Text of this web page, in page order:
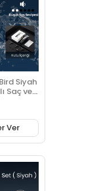
Siyah
Saç ve
Ver